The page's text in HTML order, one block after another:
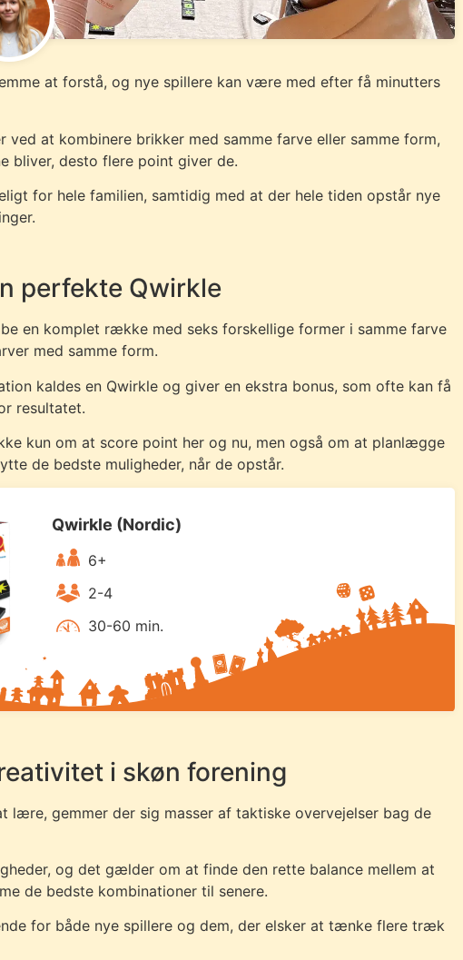
at forstå, og nye spillere kan være med efter få minutters
ved at kombinere brikker med samme farve eller samme form,
bliver, desto flere point giver de.
for hele familien, samtidig med at der hele tiden opstår nye
perfekte Qwirkle
en komplet række med seks forskellige former i samme farve
med samme form.
kaldes en Qwirkle og giver en ekstra bonus, som ofte kan få
resultatet.
kun om at score point her og nu, men også om at planlægge
de bedste muligheder, når de opstår.
Qwirkle (Nordic)
6+
2-4
30-60 min.
i skøn forening
lære, gemmer der sig masser af taktiske overvejelser bag de
og det gælder om at finde den rette balance mellem at
de bedste kombinationer til senere.
for både nye spillere og dem, der elsker at tænke flere træk